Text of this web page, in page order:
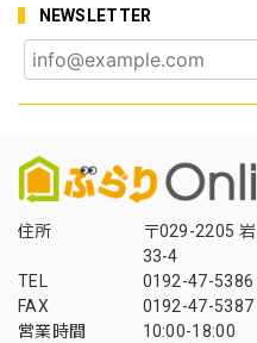
NEWSLETTER
住所
〒029-2205
33-4
TEL
0192-47-5386
FAX
0192-47-5387
営業時間
10:00-18:00